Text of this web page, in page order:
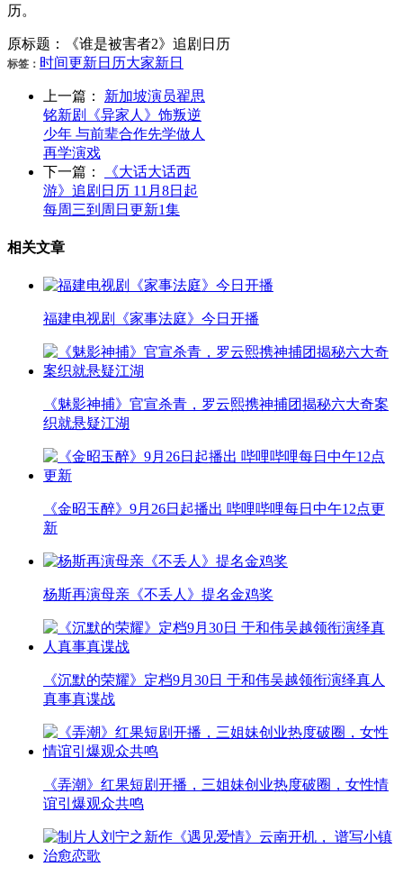
历。
原标题：《谁是被害者2》追剧日历
标签： 时间更新日历大家新日
上一篇：
新加坡演员翟思
铭新剧《异家人》饰叛逆
少年 与前辈合作先学做人
再学演戏
下一篇：
《大话大话西
游》追剧日历 11月8日起
每周三到周日更新1集
相关文章
福建电视剧《家事法庭》今日开播
《魅影神捕》官宣杀青，罗云熙携神捕团揭秘六大奇案
织就悬疑江湖
《金昭玉醉》9月26日起播出 哔哩哔哩每日中午12点更
新
杨斯再演母亲《不丢人》提名金鸡奖
《沉默的荣耀》定档9月30日 于和伟吴越领衔演绎真人
真事真谍战
《弄潮》红果短剧开播，三姐妹创业热度破圈，女性情
谊引爆观众共鸣